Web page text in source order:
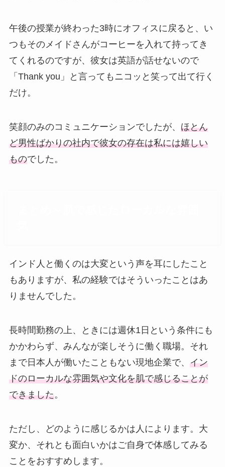
午後の授業が終わった3時にオフィスに戻ると、い
つもそのメイドさんがコーヒーを入れて持ってき
てくれるのですが、彼女は英語が話せないので
「Thank you」と言ってもニコッと笑って出て行く
だけ。
笑顔のみのコミュニケーションでしたが、 ほとん
ど男性ばかりの社内で彼女の存在は私には嬉しい
ものでした。
インド人と働くのは大変という声を耳にしたこと
もありますが、私の経験ではそういったことはあ
りませんでした。
長時間勤務の上、ときには週休1日という条件にも
かかわらず、みんなが楽しそうに働く職場。それ
まで日本人が働いたこともない現地企業で、 イン
ドのローカルな雰囲気や文化を肌で感じることが
できました。
ただし、どのように感じるかは人によります。大
変か、それとも面白いかはご自身で体感してみる
ことをおすすめします。